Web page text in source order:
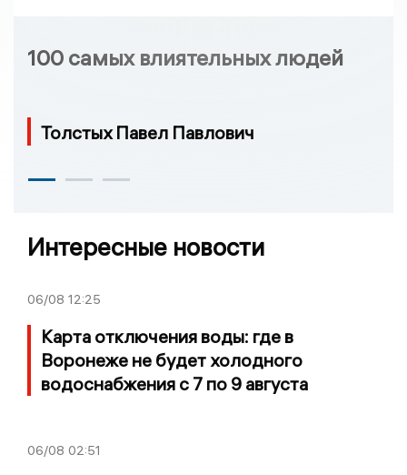
100 самых влиятельных людей
Толстых Павел Павлович
Интересные новости
06/08 12:25
Карта отключения воды: где в
Воронеже не будет холодного
водоснабжения с 7 по 9 августа
06/08 02:51